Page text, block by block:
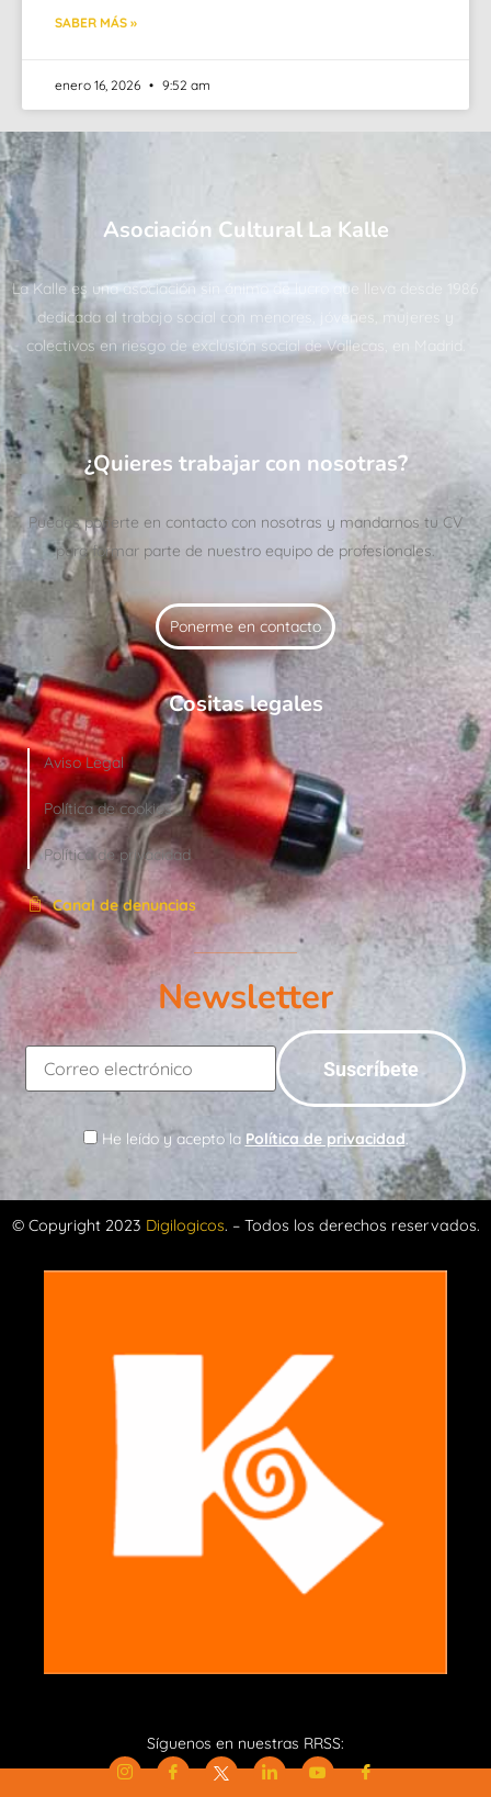
SABER MÁS »
enero 16, 2026 9:52 am
Asociación Cultural La Kalle
La Kalle es una asociación sin ánimo de lucro que lleva desde 1986
dedicada al trabajo social con menores, jóvenes, mujeres y
colectivos en riesgo de exclusión social de Vallecas, en Madrid.
¿Quieres trabajar con nosotras?
Puedes ponerte en contacto con nosotras y mandarnos tu CV
para formar parte de nuestro equipo de profesionales.
Ponerme en contacto
Cositas legales
Aviso Legal
Política de cookies
Política de privacidad
Canal de denuncias
Newsletter
He leído y acepto la Política de privacidad.
© Copyright 2023 Digilogicos. – Todos los derechos reservados.
Síguenos en nuestras RRSS: